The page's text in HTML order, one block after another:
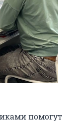
помогут